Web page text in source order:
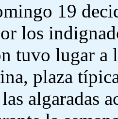
19
los
tuvo lugar a
plaza
algaradas